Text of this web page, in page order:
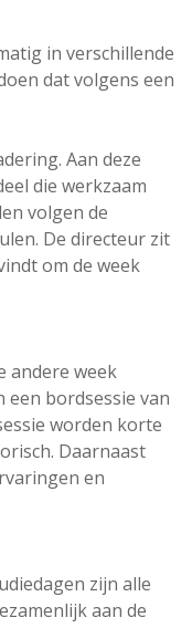
in verschillende
dat volgens een
Aan deze
die werkzaam
volgen de
De directeur zit
om de week
een bordsessie van
worden korte
Daarnaast
en
zijn alle
aan de